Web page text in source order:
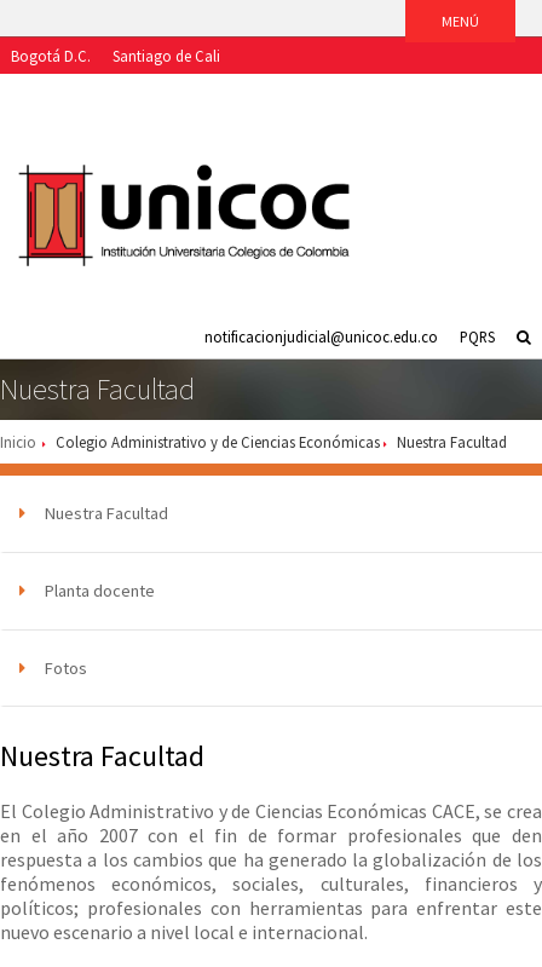
Bogotá D.C.
Santiago de Cali
PQRS
notificacionjudicial@unicoc.edu.co
Nuestra Facultad
Inicio Colegio Administrativo y de Ciencias Económicas Nuestra Facultad
Nuestra Facultad
Planta docente
Fotos
Nuestra Facultad
El Colegio Administrativo y de Ciencias Económicas CACE, se crea
en el año 2007 con el fin de formar profesionales que den
respuesta a los cambios que ha generado la globalización de los
fenómenos económicos, sociales, culturales, financieros y
políticos; profesionales con herramientas para enfrentar este
nuevo escenario a nivel local e internacional.